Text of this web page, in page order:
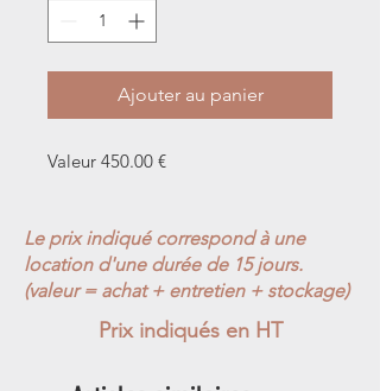
Ajouter au panier
Valeur 450.00 €
Le prix indiqué correspond à une
location d'une durée de 15 jours.
(valeur = achat + entretien + stockage)
Prix indiqués en HT